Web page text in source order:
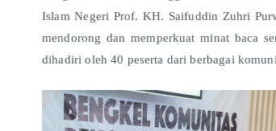
Islam Negeri Prof. KH. Saifuddin Zuhri
mendorong dan memperkuat minat baca
dihadiri oleh 40 peserta dari berbagai